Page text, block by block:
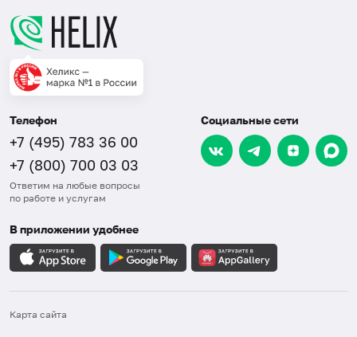
Телефон
+7 (495) 783 36 00
+7 (800) 700 03 03
Ответим на любые вопросы
по работе и услугам
Социальные сети
В приложении удобнее
Карта сайта